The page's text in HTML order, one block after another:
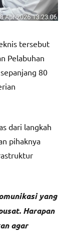
tersebut
Pelabuhan
80
dari langkah
pihaknya
yang
Harapan
agar